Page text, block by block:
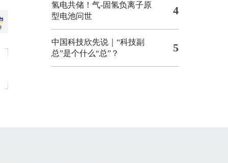
氢电共储！气-固氢负离子原
型电池问世
4
中国科技欣先说｜“科技副
总”是个什么“总”？
5